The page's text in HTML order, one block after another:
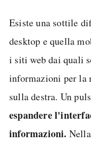
Esiste una sottile
desktop e quella
i siti web dai quali
informazioni per la
sulla destra. Un
espandere
informazioni.